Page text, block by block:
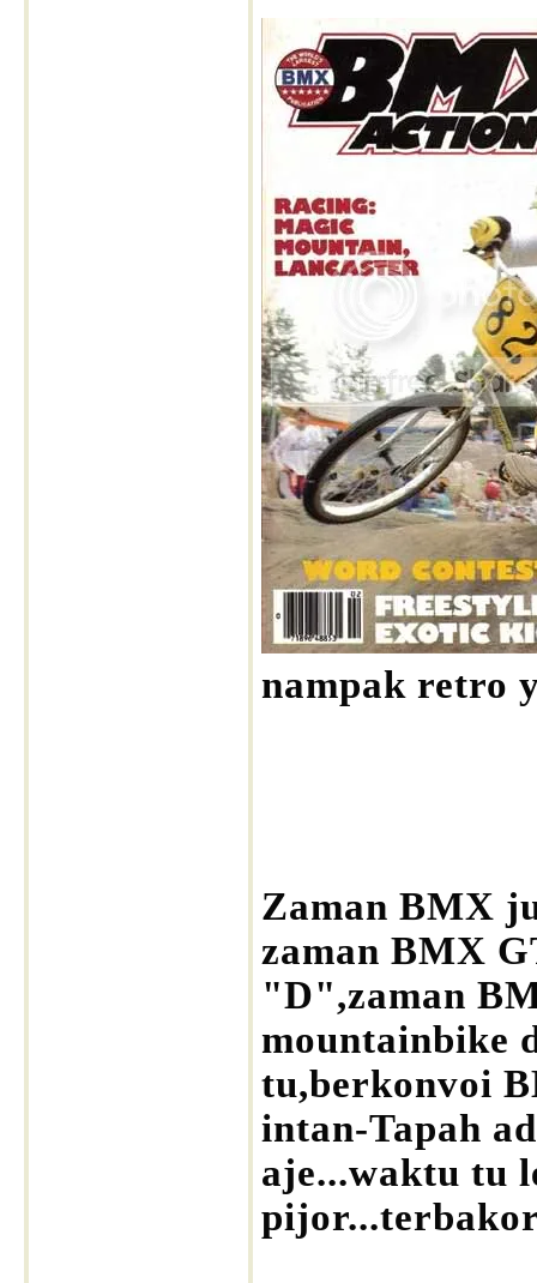
nampak retro
Zaman BMX
zaman BMX
"D",zaman
mountainbike
tu,berkonvoi
intan-Tapah
aje...waktu tu